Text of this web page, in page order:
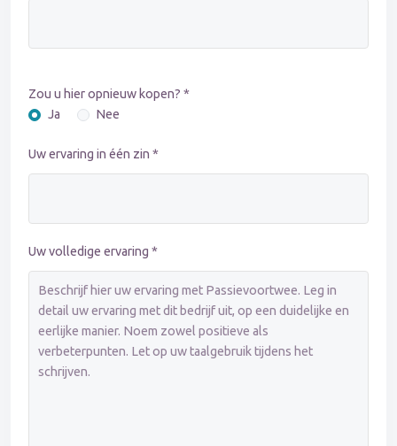
Zou u hier opnieuw kopen? *
Ja
Nee
Uw ervaring in één zin *
Uw volledige ervaring *